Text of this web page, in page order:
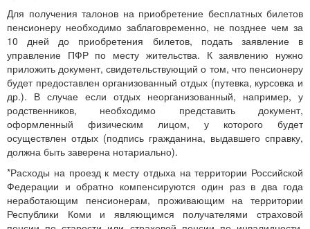
Для получения талонов на приобретение бесплатных билетов
пенсионеру необходимо заблаговременно, не позднее чем за
10 дней до приобретения билетов, подать заявление в
управление ПФР по месту жительства. К заявлению нужно
приложить документ, свидетельствующий о том, что пенсионеру
будет предоставлен организованный отдых (путевка, курсовка и
др.). В случае если отдых неорганизованный, например, у
родственников, необходимо представить документ,
оформленный физическим лицом, у которого будет
осуществлен отдых (подпись гражданина, выдавшего справку,
должна быть заверена нотариально).
*Расходы на проезд к месту отдыха на территории Российской
Федерации и обратно компенсируются один раз в два года
неработающим пенсионерам, проживающим на территории
Республики Коми и являющимся получателями страховой